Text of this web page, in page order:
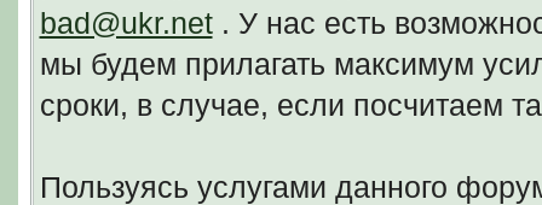
bad@ukr.net. У нас есть
мы будем прилагать максимум
сроки, в случае, если посчитаем
Пользуясь услугами данного